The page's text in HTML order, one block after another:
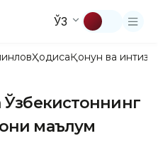
ЎЗ
ҲодисаҚонун ва
Ўзбекистоннинг
маълум